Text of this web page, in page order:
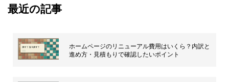
最近の記事
ホームページのリニューアル費用はいくら？内訳と
進め方・見積もりで確認したいポイント